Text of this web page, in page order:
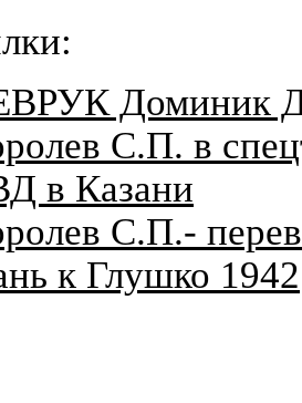
Доминик
С.П. в
в Казани
С.П.-
к Глушко 1942